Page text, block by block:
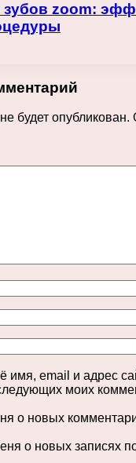
зубов zoom:
будет опубликован.
имя, email и адрес
моих
о новых
о новых записях